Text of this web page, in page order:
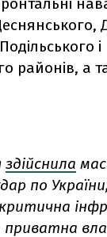
і
районів, а
здійснила
по